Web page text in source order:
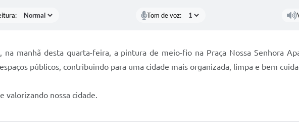
Tom de voz:
manhã desta quarta-feira, a pintura de meio-fio na Praça Nossa Senhora
públicos, contribuindo para uma cidade mais organizada, limpa e bem
valorizando nossa cidade.